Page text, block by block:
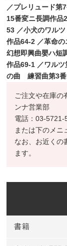
／プレ リュード第
15番変ニ長調作
53 ／小犬のワル
作品64-2 ／革命の
幻想即興曲嬰ハ短
作品69-1 ／ワル
の曲 練習曲第3番
ご注文や在庫の
ンナ営業部
電話：03-5721-
または下のメニ
なお、お近くの
ます。
書籍